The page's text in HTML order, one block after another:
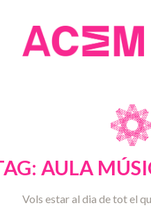
AULA
Vols estar al dia de tot el